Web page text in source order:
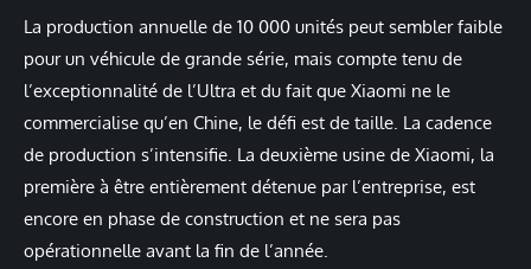
La production annuelle de 10 000 unités peut sembler faible
pour un véhicule de grande série, mais compte tenu de
l’exceptionnalité de l’Ultra et du fait que Xiaomi ne le
commercialise qu’en Chine, le défi est de taille. La cadence
de production s’intensifie. La deuxième usine de Xiaomi, la
première à être entièrement détenue par l’entreprise, est
encore en phase de construction et ne sera pas
opérationnelle avant la fin de l’année.